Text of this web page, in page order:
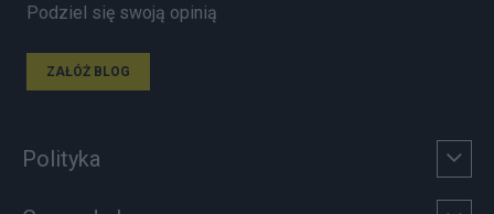
Podziel się swoją opinią
ZAŁÓŻ BLOG
Polityka